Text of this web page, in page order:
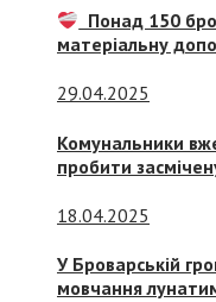
Понад 150
матеріальну
29.04.2025
Комунальники
пробити
18.04.2025
У Броварській
мовчання